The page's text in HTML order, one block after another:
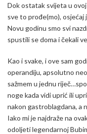
Dok ostatak svijeta u ovoj
sve to prođe(mo),
Novu godinu smo svi
spustili se doma i čekali
Kao i svake, i ove sam
operandiju, apsolutno
sažmem u jednu
noge kada vidi uprić ili
nakon gastroblagdana, a
Iako mi je najdraže na
odoljeti legendarnoj